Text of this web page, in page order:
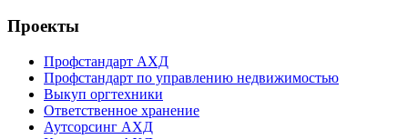
Проекты
Профстандарт АХД
Профстандарт по управлению недвижимостью
Выкуп оргтехники
Ответственное хранение
Аутсорсинг АХД